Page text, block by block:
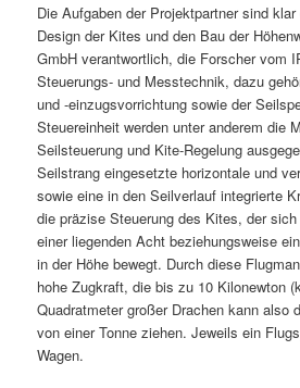
Die Aufgaben der Projektpartner sind
Design der Kites und den Bau der
GmbH verantwortlich, die Forscher vom
Steuerungs- und Messtechnik, dazu
und -einzugsvorrichtung sowie der
Steuereinheit werden unter anderem die
Seilsteuerung und Kite-Regelung
Seilstrang eingesetzte horizontale und
sowie eine in den Seilverlauf integrierte
die präzise Steuerung des Kites, der
einer liegenden Acht beziehungsweise
in der Höhe bewegt. Durch diese
hohe Zugkraft, die bis zu 10 Kilonewton
Quadratmeter großer Drachen kann also
von einer Tonne ziehen. Jeweils ein
Wagen.